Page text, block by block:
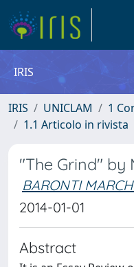
IRIS
IRIS UNICLAM
1
1.1 Articolo in rivista
"The Grind" by
BARONTI
2014-01-01
Abstract